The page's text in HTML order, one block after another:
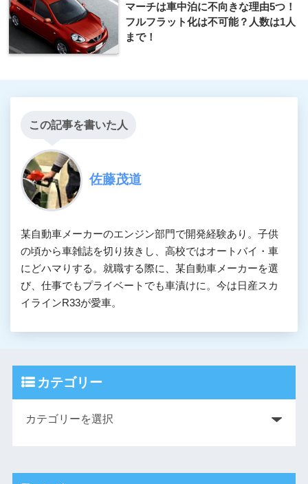
マーチは車中泊に不向きな理由5つ！
フルフラット化は不可能？人数は1人
まで！
この記事を書いた人
佐藤茂道
某自動車メーカーのエンジン部門で開発経験あり。子供
の頃から車雑誌を切り抜きし、高校ではオートバイ・車
にどハマりする。就職する際に、某自動車メーカーを選
び、仕事でもプライベートでも車漬けに。今は日産スカ
イラインR33が愛車。
カテゴリー